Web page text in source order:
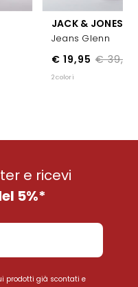
JACK & JONES
Jeans Glenn
€ 39,99
€ 19,95
2 colori
e ricevi
5%*
prodotti già scontati e